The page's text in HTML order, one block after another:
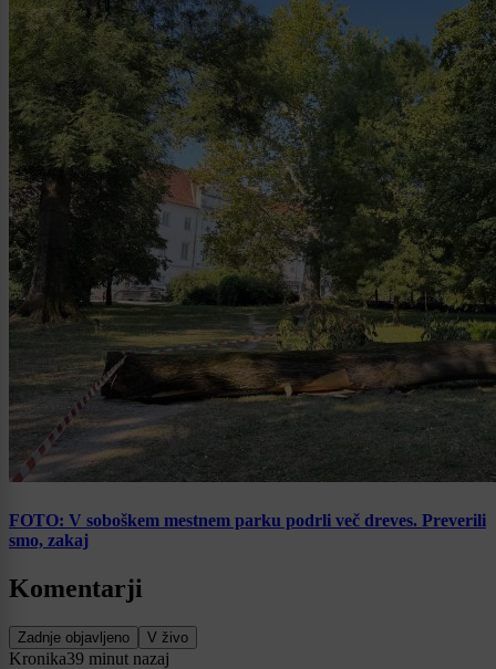
FOTO: V soboškem mestnem parku podrli več dreves. Preverili
smo, zakaj
Komentarji
Zadnje objavljeno V živo
Kronika39 minut nazaj